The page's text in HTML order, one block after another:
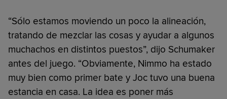
“Sólo estamos moviendo un poco la alineación,
tratando de mezclar las cosas y ayudar a algunos
muchachos en distintos puestos”, dijo Schumaker
antes del juego. “Obviamente, Nimmo ha estado
muy bien como primer bate y Joc tuvo una buena
estancia en casa. La idea es poner más